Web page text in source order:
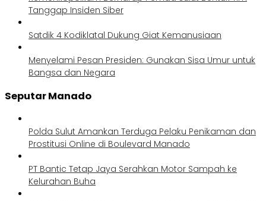
Tanggap Insiden Siber
Satdik 4 Kodiklatal Dukung Giat Kemanusiaan
Menyelami Pesan Presiden: Gunakan Sisa Umur untuk
Bangsa dan Negara
Seputar Manado
Polda Sulut Amankan Terduga Pelaku Penikaman dan
Prostitusi Online di Boulevard Manado
PT Bantic Tetap Jaya Serahkan Motor Sampah ke
Kelurahan Buha